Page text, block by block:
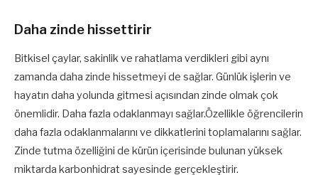
Daha zinde hissettirir
Bitkisel çaylar, sakinlik ve rahatlama verdikleri gibi aynı
zamanda daha zinde hissetmeyi de sağlar. Günlük işlerin ve
hayatın daha yolunda gitmesi açısından zinde olmak çok
önemlidir. Daha fazla odaklanmayı sağlar.Özellikle öğrencilerin
daha fazla odaklanmalarını ve dikkatlerini toplamalarını sağlar.
Zinde tutma özelliğini de kürün içerisinde bulunan yüksek
miktarda karbonhidrat sayesinde gerçekleştirir.